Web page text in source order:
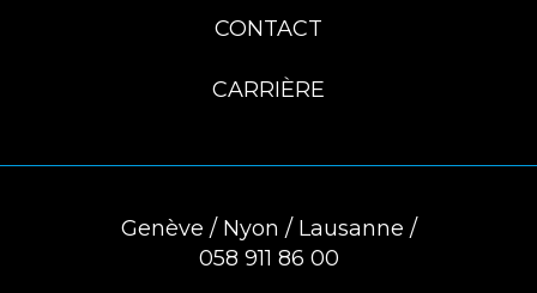
CONTACT
CARRIÈRE
Genève / Nyon / Lausanne /
058 911 86 00